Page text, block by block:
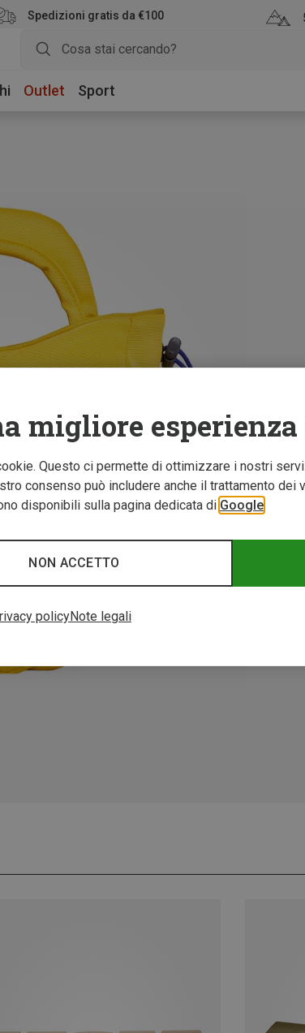
Spedizioni gratis da €100
Outlet Sport
migliore
Questo ci permette di ottimizzare i nostri
consenso può includere anche il trattamento dei
disponibili sulla pagina dedicata di Google
NON ACCETTO
policyNote legali